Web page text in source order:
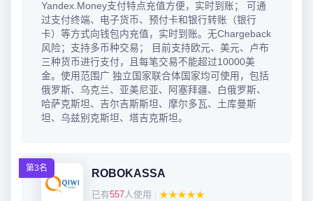
Yandex.Money支付特点充值方便，实时到账； 可通
过支付终端、电子货币、预付卡和银行转账（银行
卡）等方式向钱包内充值，实时到账。无Chargeback
风险；支持多币种交易； 目前支持欧元、美元、卢布
三种货币进行支付，且每笔交易不能超过10000美
金。使用范围广 独立国家联合体国家均可使用，包括
俄罗斯、乌克兰、亚美尼亚、阿塞拜疆、白俄罗斯、
哈萨克斯坦、吉尔吉斯斯坦、摩尔多瓦、土库曼斯
坦、乌兹别克斯坦、塔吉克斯坦。
第3名 ROBOKASSA
已有557人使用 ★★★★★